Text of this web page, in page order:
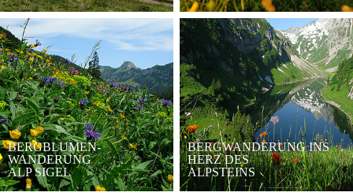
BERGBLUMEN-
WANDERUNG
ALP SIGEL
BERGWANDERUNG INS
HERZ DES
ALPSTEINS